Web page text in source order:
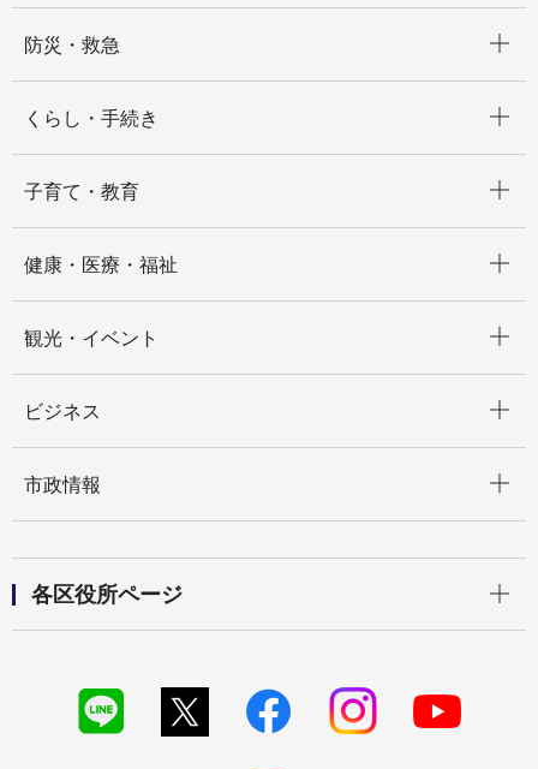
防災・救急
くらし・手続き
子育て・教育
健康・医療・福祉
観光・イベント
ビジネス
市政情報
各区役所ページ